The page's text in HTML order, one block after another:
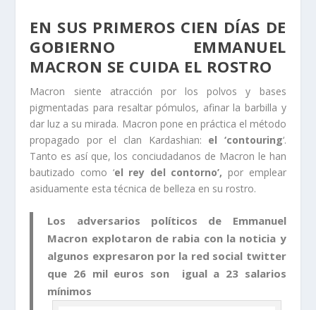
EN SUS PRIMEROS CIEN DÍAS DE
GOBIERNO EMMANUEL
MACRON SE CUIDA EL ROSTRO
Macron siente atracción por los polvos y bases
pigmentadas para resaltar pómulos, afinar la barbilla y
dar luz a su mirada. Macron pone en práctica el método
propagado por el clan Kardashian: el ‘contouring‘.
Tanto es así que, los conciudadanos de Macron le han
bautizado como ‘el rey del contorno’, por emplear
asiduamente esta técnica de belleza en su rostro.
Los adversarios políticos de Emmanuel
Macron explotaron de rabia con la noticia y
algunos expresaron por la red social twitter
que 26 mil euros son igual a 23 salarios
mínimos